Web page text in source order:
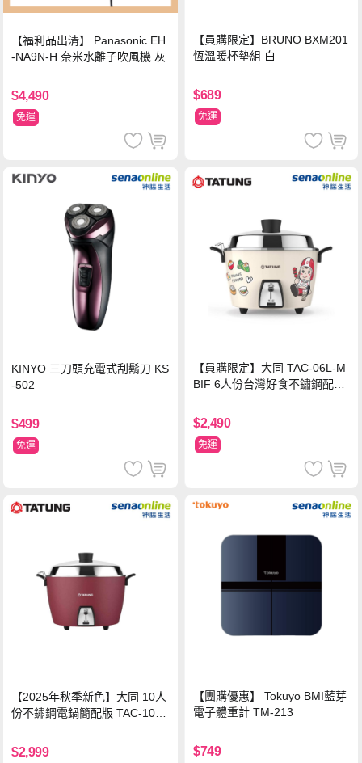
【福利品出清】 Panasonic EH
-NA9N-H 奈米水離子吹風機 灰
$4,490
免運
【員購限定】BRUNO BXM201
恆溫暖杯墊組 白
$689
免運
KINYO 三刀頭充電式刮鬍刀 KS
-502
$499
免運
【員購限定】大同 TAC-06L-M
BIF 6人份台灣好食不鏽鋼配件
$2,490
免運
【2025年秋季新色】大同 10人
份不鏽鋼電鍋簡配版 TAC-10L-
$2,999
【團購優惠】 Tokuyo BMI藍芽
電子體重計 TM-213
$749